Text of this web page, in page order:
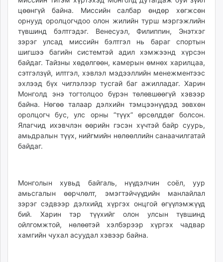
цөөнгүй байна. Миссийн салбар өндөр хөгжсөн
орнууд оролцогчдоо олон жилийн турш мэргэжлийн
түвшинд бэлтгэдэг. Венесуэл, Филиппин, Энэтхэг
зэрэг улсад миссийн бэлтгэл нь бараг спортын
шигшээ багийн системтэй адил хэмжээнд хүрсэн
байдаг. Тайзны хөдөлгөөн, камерын өмнөх харилцаа,
сэтгэлзүй, илтгэл, хэвлэл мэдээллийн менежментээс
эхлээд бүх чиглэлээр тусгай баг ажилладаг. Харин
Монголд энэ тогтолцоо бүрэн төлөвшөөгүй хэвээр
байна. Нөгөө талаар дэлхийн тэмцээнүүдэд зөвхөн
оролцогч бус, улс орны “түүх” өрсөлддөг болсон.
Ялагчид ихэвчлэн өөрийн гэсэн хүчтэй байр суурь,
амьдралын түүх, нийгмийн нөлөөллийн санаачилгатай
байдаг.
Монголын хувьд байгаль, нүүдэлчин соёл, уур
амьсгалын өөрчлөлт, эмэгтэйчүүдийн манлайлал
зэрэг сэдвээр дэлхийд хүргэх онцгой өгүүлэмжүүд
бий. Харин тэр түүхийг олон улсын түвшинд
ойлгомжтой, нөлөөтэй хэлбэрээр хүргэх чадвар
хамгийн чухал асуудал хэвээр байна.